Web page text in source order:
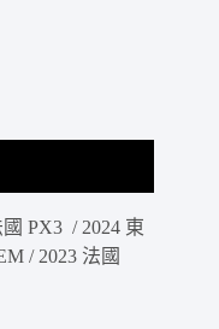
PX3 / 2024 東
/ 2023 法國